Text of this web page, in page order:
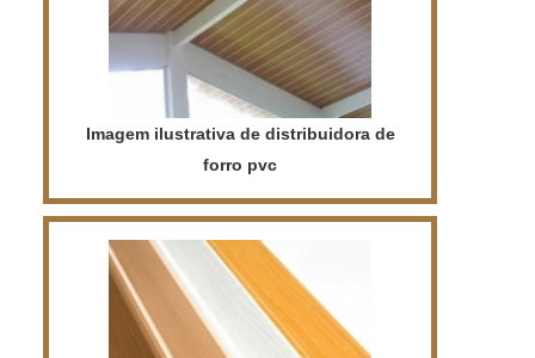
Imagem ilustrativa de distribuidora de
forro pvc